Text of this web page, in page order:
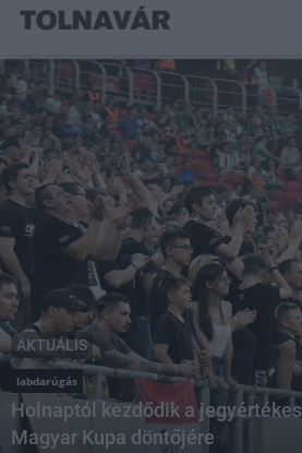
AKTUÁLIS
labdarúgás
Holnaptól kezdődik a
Magyar Kupa döntőjére